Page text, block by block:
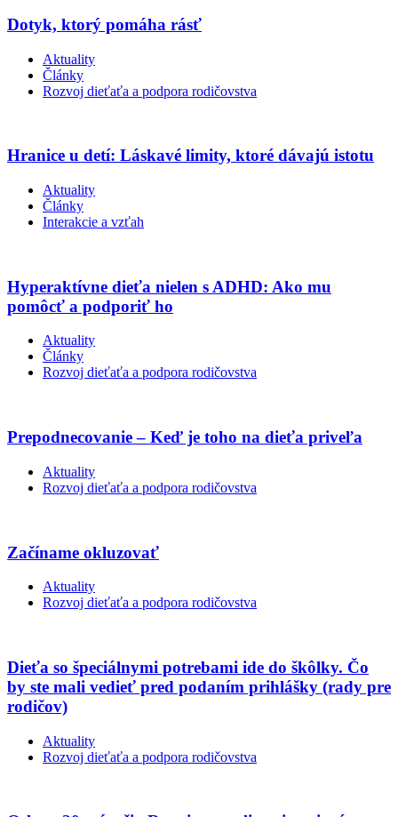
Dotyk, ktorý pomáha rásť
Aktuality
Články
Rozvoj dieťaťa a podpora rodičovstva
Hranice u detí: Láskavé limity, ktoré dávajú istotu
Aktuality
Články
Interakcie a vzťah
Hyperaktívne dieťa nielen s ADHD: Ako mu
pomôcť a podporiť ho
Aktuality
Články
Rozvoj dieťaťa a podpora rodičovstva
Prepodnecovanie – Keď je toho na dieťa priveľa
Aktuality
Rozvoj dieťaťa a podpora rodičovstva
Začíname okluzovať
Aktuality
Rozvoj dieťaťa a podpora rodičovstva
Dieťa so špeciálnymi potrebami ide do škôlky. Čo
by ste mali vedieť pred podaním prihlášky (rady pre
rodičov)
Aktuality
Rozvoj dieťaťa a podpora rodičovstva